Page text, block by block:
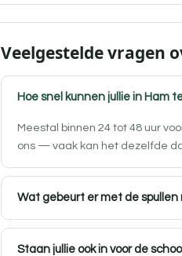
Veelgestelde vragen
Hoe snel kunnen jullie in Ham
Meestal binnen 24 tot 48 uur
ons — vaak kan het dezelfde
Wat gebeurt er met de
Staan jullie ook in voor de